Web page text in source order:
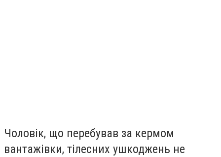
Чоловік, що перебував за кермом
вантажівки, тілесних ушкоджень не